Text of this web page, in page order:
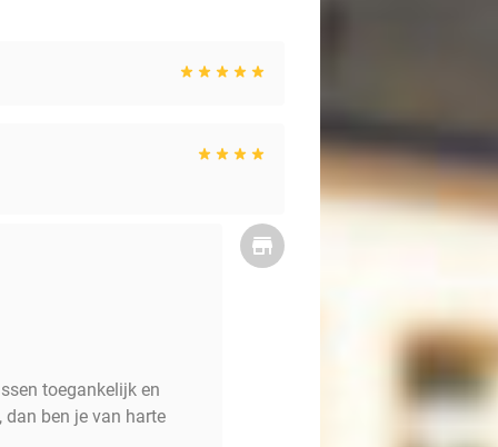
toegankelijk en
ben je van harte